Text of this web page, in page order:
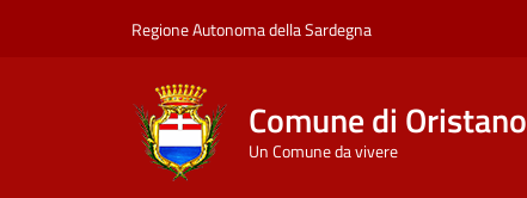
Regione Autonoma della Sardegna
Comune di Oristano
Un Comune da vivere